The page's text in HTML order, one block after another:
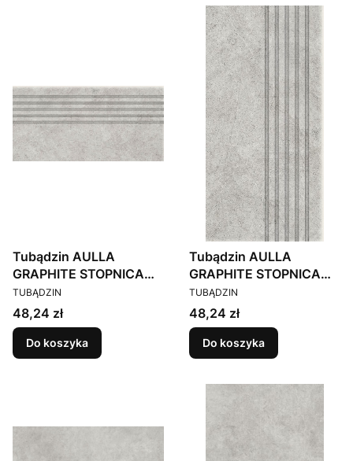
Tubądzin AULLA
GRAPHITE STOPNICA
29,6X59,8
PRODUCENT
TUBĄDZIN
Cena
48,24 zł
Do koszyka
Tubądzin AULLA
GRAPHITE STOPNICA
29,6X59,8
PRODUCENT
TUBĄDZIN
Cena
48,24 zł
Do koszyka